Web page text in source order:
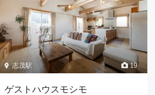
19
志茂駅
ゲストハウスモシモ